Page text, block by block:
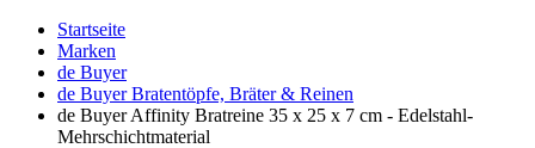
Startseite
Marken
de Buyer
de Buyer Bratentöpfe, Bräter & Reinen
de Buyer Affinity Bratreine 35 x 25 x 7 cm - Edelstahl-
Mehrschichtmaterial